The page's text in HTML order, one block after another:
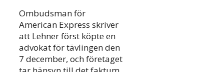
Ombudsman för
American Express skriver
att Lehner först köpte en
advokat för tävlingen den
7 december, och företaget